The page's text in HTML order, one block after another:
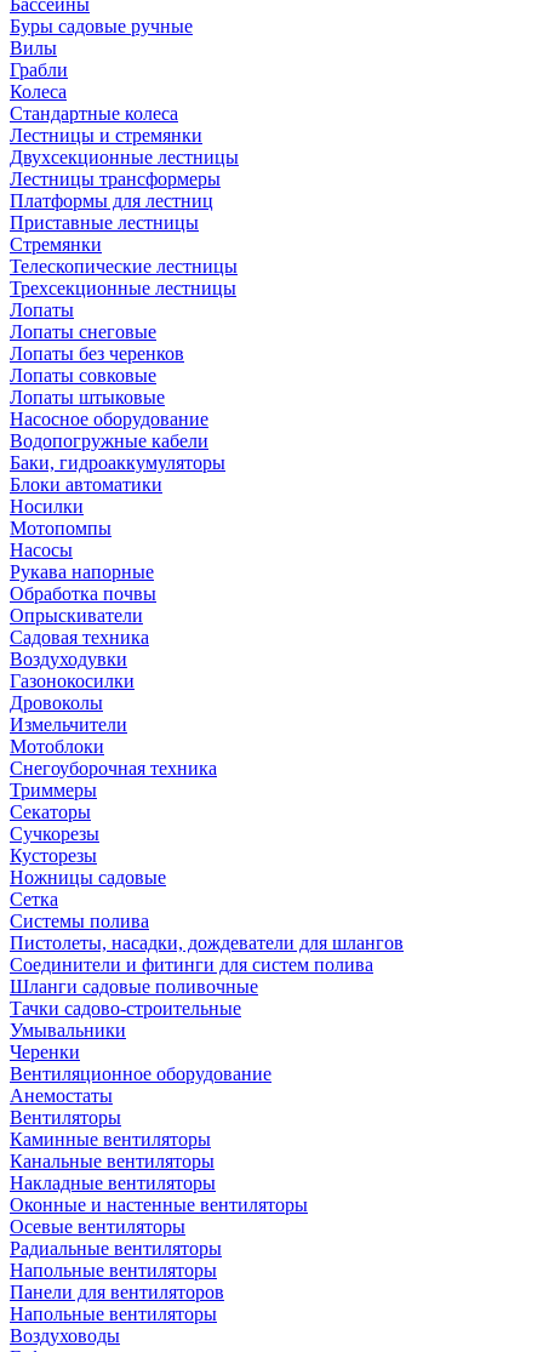
Бассейны
Буры садовые ручные
Вилы
Грабли
Колеса
Стандартные колеса
Лестницы и стремянки
Двухсекционные лестницы
Лестницы трансформеры
Платформы для лестниц
Приставные лестницы
Стремянки
Телескопические лестницы
Трехсекционные лестницы
Лопаты
Лопаты снеговые
Лопаты без черенков
Лопаты совковые
Лопаты штыковые
Насосное оборудование
Водопогружные кабели
Баки, гидроаккумуляторы
Блоки автоматики
Носилки
Мотопомпы
Насосы
Рукава напорные
Обработка почвы
Опрыскиватели
Садовая техника
Воздуходувки
Газонокосилки
Дровоколы
Измельчители
Мотоблоки
Снегоуборочная техника
Триммеры
Секаторы
Сучкорезы
Кусторезы
Ножницы садовые
Сетка
Системы полива
Пистолеты, насадки, дождеватели для шлангов
Соединители и фитинги для систем полива
Шланги садовые поливочные
Тачки садово-строительные
Умывальники
Черенки
Вентиляционное оборудование
Анемостаты
Вентиляторы
Каминные вентиляторы
Канальные вентиляторы
Накладные вентиляторы
Оконные и настенные вентиляторы
Осевые вентиляторы
Радиальные вентиляторы
Напольные вентиляторы
Панели для вентиляторов
Напольные вентиляторы
Воздуховоды